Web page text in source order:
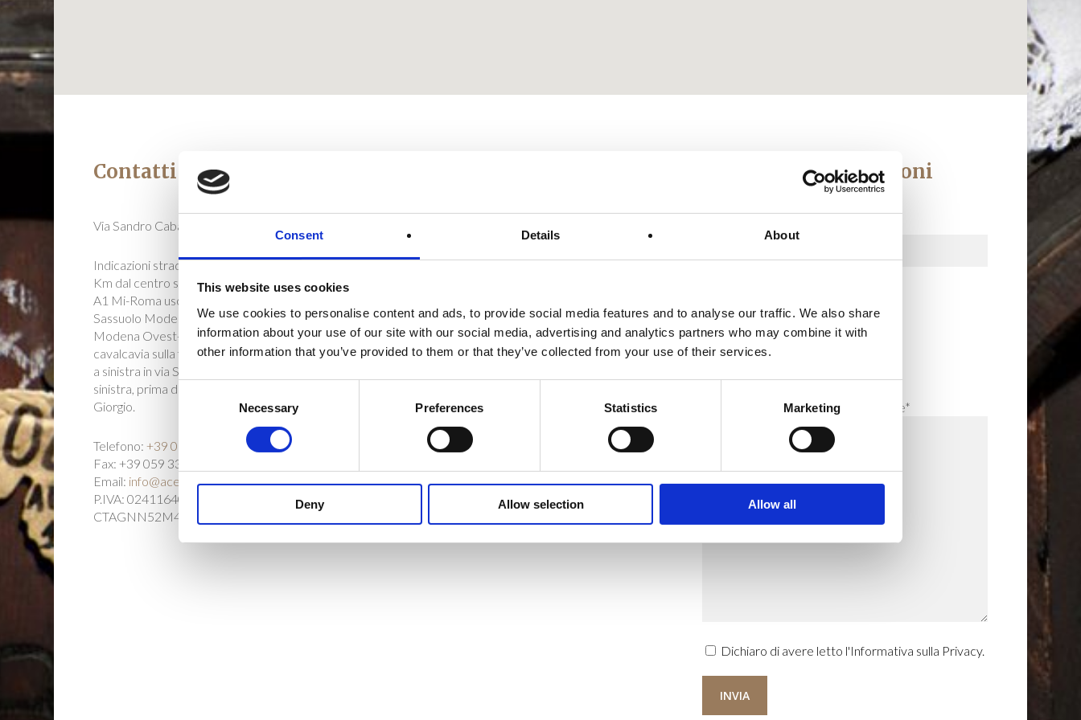
Consent Details About
This website uses cookies
We use cookies to personalise content and ads, to provide social media features and to analyse our traffic. We also share
information about your use of our site with our social media, advertising and analytics partners who may combine it with
other information that you’ve provided to them or that they’ve collected from your use of their services.
Necessary Preferences Statistics Marketing
Deny Allow selection Allow all
Contatti
Via Sandro Cabassi, 67 – 41123 Modena | ITALY
Indicazioni stradali: L’Acetaia di Giorgio si trova a 2
Km dal centro storico di Modena. Dall’autostrada
A1 Mi-Roma uscita Modena Nord (direzione
Sassuolo Modena Ovest). Dopo 1 Km: uscire per
Modena Ovest-Centro per 3Km. Passato il
cavalcavia sulla ferrovia, (prima del semaforo) girare
a sinistra in via S. Cabassi, dopo 200mt. Sulla vostra
sinistra, prima della curva, arrivate all’Acetaia di
Giorgio.
Telefono: +39 059 333015
Fax: +39 059 333015
Email: info@acetaiadigiorgio.it
P.IVA: 02411640366 – C.F.:
CTAGNN52M45D158L
CANCELLATI DALLA NEWSLETTER
Dichiaro di avere letto l'Informativa sulla Privacy
Richiesta informazioni
E-mail*
Richiesta informazioni o prenotazione*
Dichiaro di avere letto l'Informativa sulla Privacy.